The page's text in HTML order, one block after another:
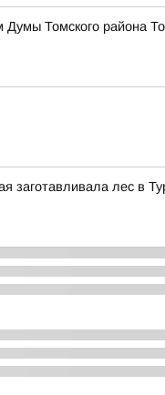
Думы Томского района
заготавливала лес в